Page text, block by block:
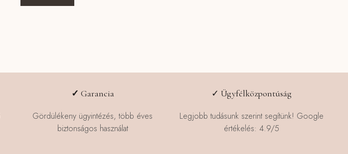
✓ Garancia
Gördülékeny ügyintézés, több éves
biztonságos használat
✓ Ügyfélközpontúság
Legjobb tudásunk szerint segítünk! Google
értékelés: 4.9/5